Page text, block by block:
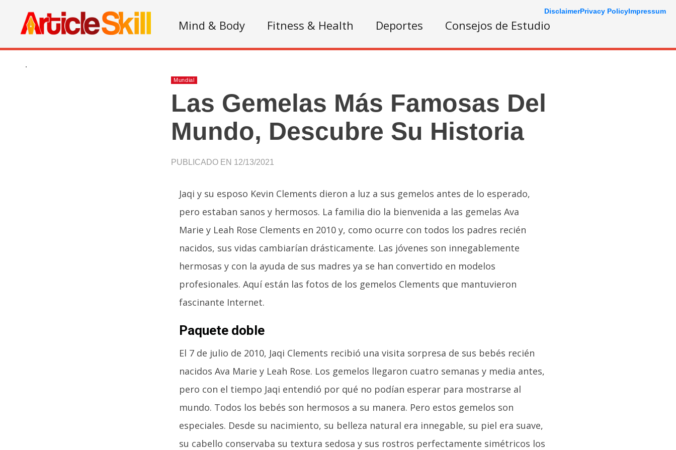
Mind & Body Fitness & Health Deportes Consejos de Estudio
.
Mundial
Las Gemelas Más Famosas Del
Mundo, Descubre Su Historia
PUBLICADO EN 12/13/2021
Jaqi y su esposo Kevin Clements dieron a luz a sus gemelos antes de lo esperado,
pero estaban sanos y hermosos. La familia dio la bienvenida a las gemelas Ava
Marie y Leah Rose Clements en 2010 y, como ocurre con todos los padres recién
nacidos, sus vidas cambiarían drásticamente. Las jóvenes son innegablemente
hermosas y con la ayuda de sus madres ya se han convertido en modelos
profesionales. Aquí están las fotos de los gemelos Clements que mantuvieron
fascinante Internet.
Paquete doble
El 7 de julio de 2010, Jaqi Clements recibió una visita sorpresa de sus bebés recién
nacidos Ava Marie y Leah Rose. Los gemelos llegaron cuatro semanas y media antes,
pero con el tiempo Jaqi entendió por qué no podían esperar para mostrarse al
mundo. Todos los bebés son hermosos a su manera. Pero estos gemelos son
especiales. Desde su nacimiento, su belleza natural era innegable, su piel era suave,
su cabello conservaba su textura sedosa y sus rostros perfectamente simétricos los
DisclaimerPrivacy PolicyImpressum